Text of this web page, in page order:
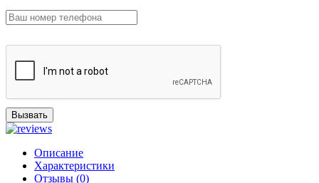
Вызвать
Описание
Характеристики
Отзывы (0)